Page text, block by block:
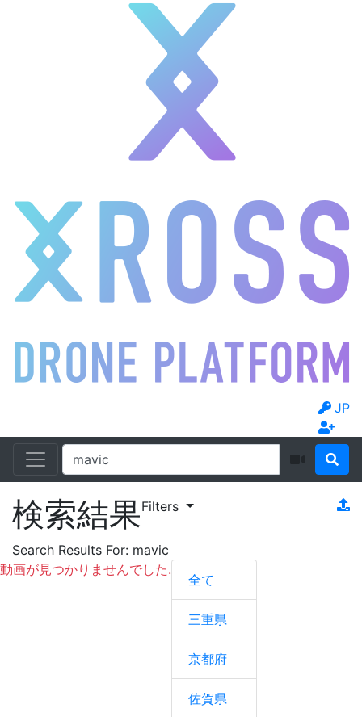
JP
検索結果Filters
Search Results For: mavic
動画が見つかりませんでした.
全て
三重県
京都府
佐賀県